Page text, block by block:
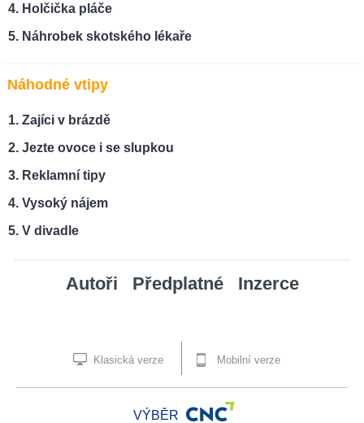
Holčička pláče
Náhrobek skotského lékaře
Náhodné vtipy
Zajíci v brázdě
Jezte ovoce i se slupkou
Reklamní tipy
Vysoký nájem
V divadle
Autoři Předplatné Inzerce
Klasická verze Mobilní verze
VÝBĚR